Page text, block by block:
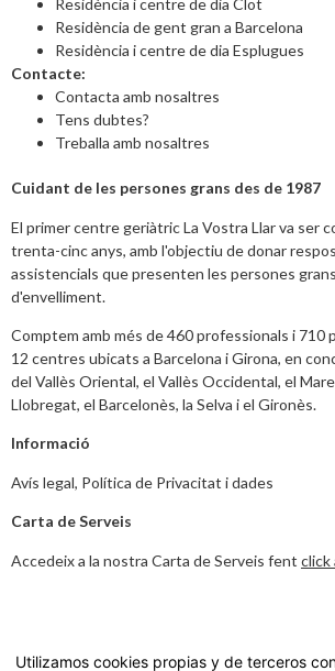
Residència i centre de dia Clot
Residència de gent gran a Barcelona
Residència i centre de dia Esplugues
Contacte:
Contacta amb nosaltres
Tens dubtes?
Treballa amb nosaltres
Cuidant de les persones grans des de 1987
El primer centre geriàtric La Vostra Llar va ser
trenta-cinc anys, amb l'objectiu de donar
assistencials que presenten les persones
d'envelliment.
Comptem amb més de 460 professionals i 710
12 centres ubicats a Barcelona i Girona, en
del Vallès Oriental, el Vallès Occidental, el
Llobregat, el Barcelonès, la Selva i el Gironès.
Informació
Avís legal, Política de Privacitat i dades
Carta de Serveis
Accedeix a la nostra Carta de Serveis fent click
© 2022 residències geriàtriques per a
Utilizamos cookies propias y de terceros